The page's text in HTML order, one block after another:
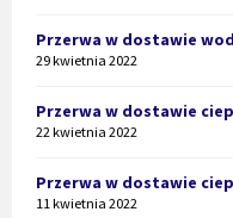
Przerwa w dostawie
29 kwietnia 2022
Przerwa w dostawie
22 kwietnia 2022
Przerwa w dostawie
11 kwietnia 2022